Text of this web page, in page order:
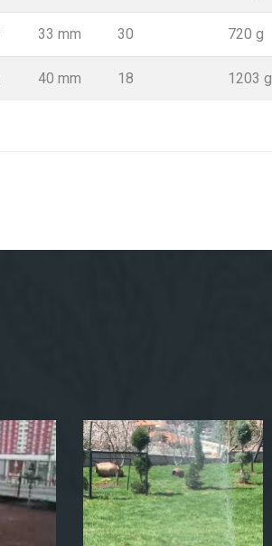
33 mm 30 720 g
40 mm 18 1203 g